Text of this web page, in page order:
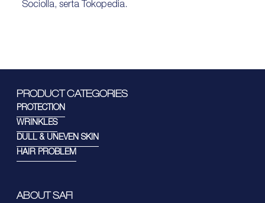
Sociolla, serta Tokopedia.
PRODUCT CATEGORIES
PROTECTION
WRINKLES
DULL & UNEVEN SKIN
HAIR PROBLEM
ABOUT SAFI